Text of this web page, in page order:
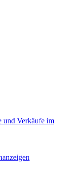
Verkäufe im